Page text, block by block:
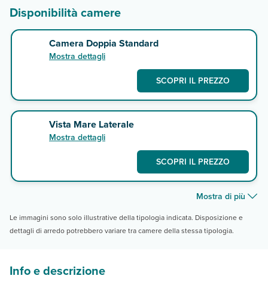
Disponibilità camere
Camera Doppia Standard
Mostra dettagli
SCOPRI IL PREZZO
Vista Mare Laterale
Mostra dettagli
SCOPRI IL PREZZO
Mostra di più
Le immagini sono solo illustrative della tipologia indicata. Disposizione e
dettagli di arredo potrebbero variare tra camere della stessa tipologia.
Info e descrizione